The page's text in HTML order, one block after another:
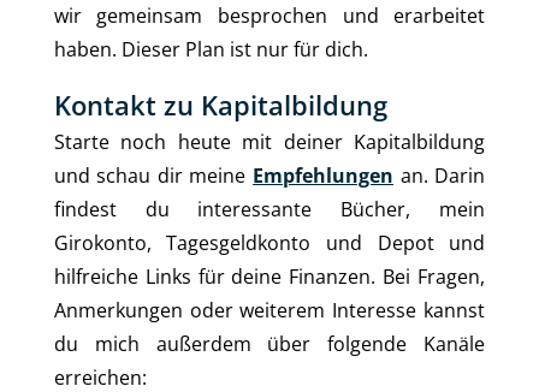
wir gemeinsam besprochen und erarbeitet
haben. Dieser Plan ist nur für dich.
Kontakt zu Kapitalbildung
Starte noch heute mit deiner Kapitalbildung
und schau dir meine Empfehlungen an. Darin
findest du interessante Bücher, mein
Girokonto, Tagesgeldkonto und Depot und
hilfreiche Links für deine Finanzen. Bei Fragen,
Anmerkungen oder weiterem Interesse kannst
du mich außerdem über folgende Kanäle
erreichen: